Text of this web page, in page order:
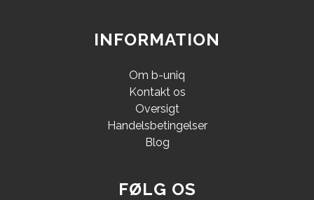
INFORMATION
Om b-uniq
Kontakt os
Oversigt
Handelsbetingelser
Blog
FØLG OS